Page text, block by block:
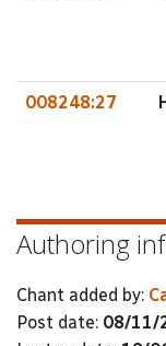
008248:27
Authoring
Chant added by:
Post date: 08/11/